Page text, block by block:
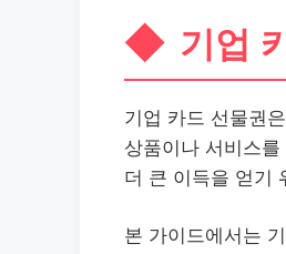
기업
기업 카드 선물권
상품이나 서비스
더 큰 이득을 얻기
본 가이드에서는